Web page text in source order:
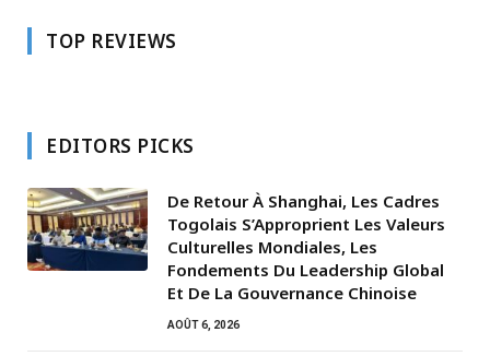
TOP REVIEWS
EDITORS PICKS
De Retour À Shanghai, Les Cadres
Togolais S’Approprient Les Valeurs
Culturelles Mondiales, Les
Fondements Du Leadership Global
Et De La Gouvernance Chinoise
AOÛT 6, 2026